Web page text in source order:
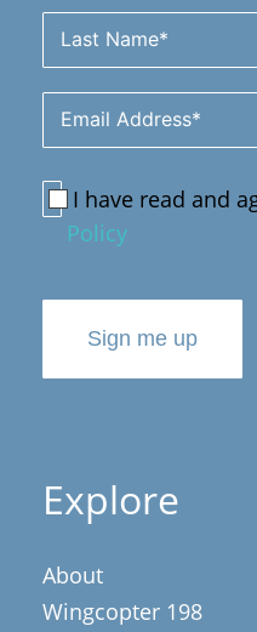
I have read and
Policy
Sign me up
Explore
About
Wingcopter 198